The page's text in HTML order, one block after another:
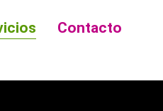
Contacto